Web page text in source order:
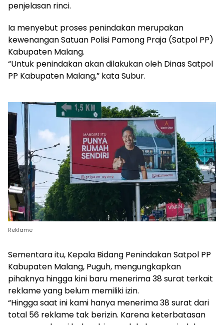
penjelasan rinci.
Ia menyebut proses penindakan merupakan
kewenangan Satuan Polisi Pamong Praja (Satpol PP)
Kabupaten Malang.
“Untuk penindakan akan dilakukan oleh Dinas Satpol
PP Kabupaten Malang,” kata Subur.
Reklame
Sementara itu, Kepala Bidang Penindakan Satpol PP
Kabupaten Malang, Puguh, mengungkapkan
pihaknya hingga kini baru menerima 38 surat terkait
reklame yang belum memiliki izin.
“Hingga saat ini kami hanya menerima 38 surat dari
total 56 reklame tak berizin. Karena keterbatasan